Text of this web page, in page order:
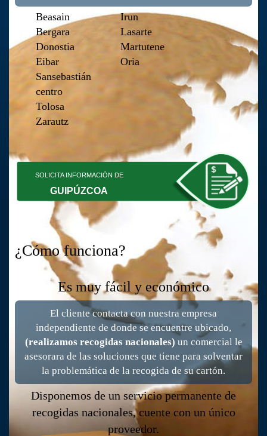
Beasain
Bergara
Donostia
Eibar
Irun
Lasarte
Martutene
Oria
Sansebastián
centro
Tolosa
Zarautz
SOLICITA INFORMACIÓN DE
GUIPÚZCOA
¿Cómo funciona?
Es muy fácil y económico
El cliente contacta con nuestra empresa
independiente de donde se encuentre ubicado,
(realizamos recogidas nacionales) un comercial le
asesorara de las soluciones que tiene para solventar
la problemática de la recogida de su cartón.
Disponemos de un servicio permanente de
recogidas nacionales, cuente con un único
proveedor.